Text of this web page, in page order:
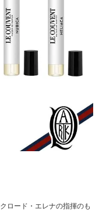
ロード・エレナの指揮のも